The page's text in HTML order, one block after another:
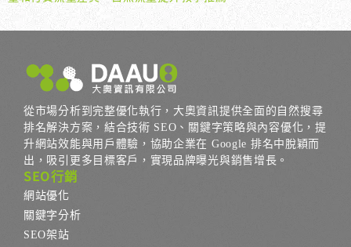
從市場分析到完整優化執行，大奧資訊提供全面的自然搜尋
排名解決方案，結合技術 SEO、關鍵字策略與內容優化，提
升網站效能與用戶體驗，協助企業在 Google 排名中脫穎而
出，吸引更多目標客戶，實現品牌曝光與銷售增長。
SEO行銷
網站優化
關鍵字分析
SEO架站